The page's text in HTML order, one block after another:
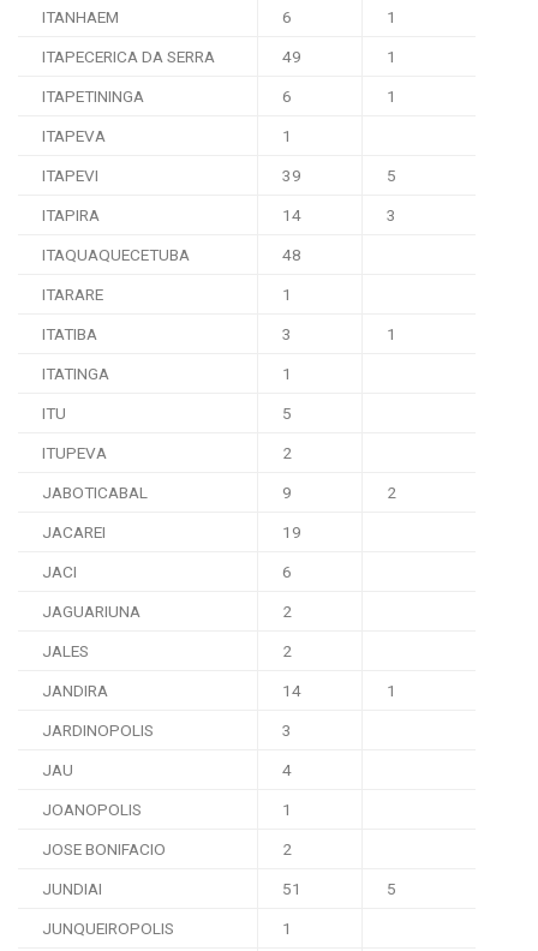
ITANHAEM 6 1
ITAPECERICA DA SERRA 49 1
ITAPETININGA 6 1
ITAPEVA 1
ITAPEVI 39 5
ITAPIRA 14 3
ITAQUAQUECETUBA 48
ITARARE 1
ITATIBA 3 1
ITATINGA 1
ITU 5
ITUPEVA 2
JABOTICABAL 9 2
JACAREI 19
JACI 6
JAGUARIUNA 2
JALES 2
JANDIRA 14 1
JARDINOPOLIS 3
JAU 4
JOANOPOLIS 1
JOSE BONIFACIO 2
JUNDIAI 51 5
JUNQUEIROPOLIS 1